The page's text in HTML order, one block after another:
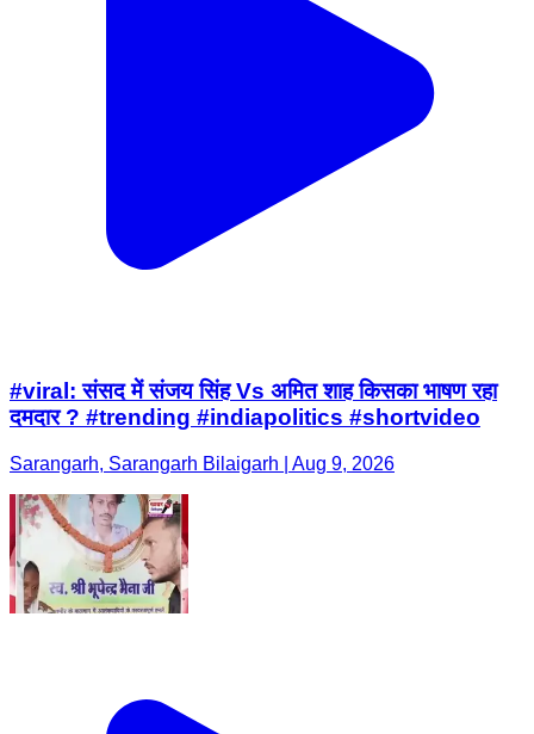
#viral: संसद में संजय सिंह Vs अमित शाह किसका भाषण रहा
दमदार ? #trending #indiapolitics #shortvideo
Sarangarh, Sarangarh Bilaigarh | Aug 9, 2026